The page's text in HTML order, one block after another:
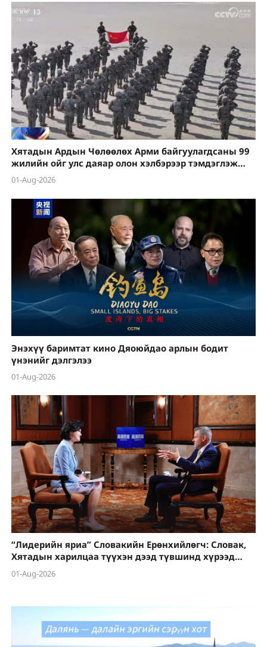
Хятадын Ардын Чөлөөлөх Арми байгуулагдсаны 99
жилийн ойг улс даяар олон хэлбэрээр тэмдэглэж
байна
01-Aug-2026
Энэхүү баримтат кино Дяоюйдао арлын бодит
үнэнийг дэлгэлээ
01-Aug-2026
“Лидерийн яриа” Словакийн Ерөнхийлөгч: Словак,
Хятадын харилцаа түүхэн дээд түвшинд хүрээд
байна
01-Aug-2026